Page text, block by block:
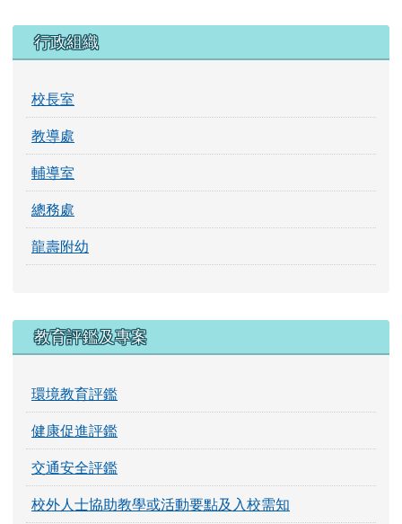
行政組織
校長室
教導處
輔導室
總務處
龍壽附幼
教育評鑑及專案
環境教育評鑑
健康促進評鑑
交通安全評鑑
校外人士協助教學或活動要點及入校需知